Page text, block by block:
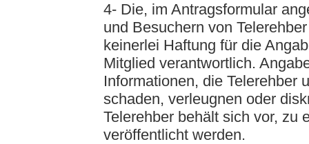
4- Die, im Antragsformular
und Besuchern von
keinerlei Haftung für die
Mitglied verantwortlich.
Informationen, die Telerehber
schaden, verleugnen oder
Telerehber behält sich vor, zu
veröffentlicht werden.